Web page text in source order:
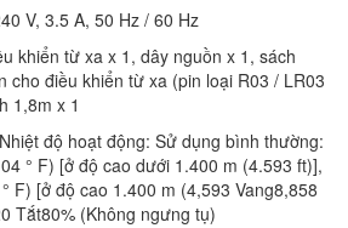
V, 3.5 A, 50 Hz / 60 Hz
khiển từ xa x 1, dây nguồn x 1, sách
cho điều khiển từ xa (pin loại R03 / LR03
1,8m x 1
độ hoạt động: Sử dụng bình thường:
° F) [ở độ cao dưới 1.400 m (4.593 ft)],
F) [ở độ cao 1.400 m (4,593 Vang8,858
Tắt80% (Không ngưng tụ)